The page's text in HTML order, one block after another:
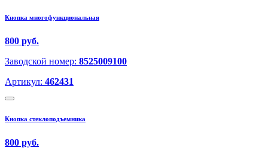
Кнопка многофункциональная
800 руб.
Заводской номер: 8525009100
Артикул: 462431
Кнопка стеклоподъемника
800 руб.